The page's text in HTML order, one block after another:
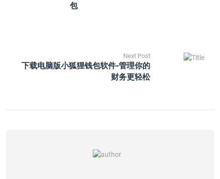
包
Next Post
下载电脑版小狐狸钱包软件-管理你的
财务更轻松